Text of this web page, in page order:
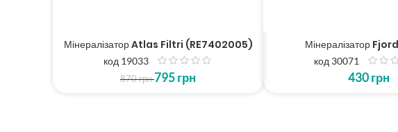
Мінералізатор Atlas Filtri (RE7402005)
код 19033
870грн 795грн
Мінералізатор
код 30071
430грн